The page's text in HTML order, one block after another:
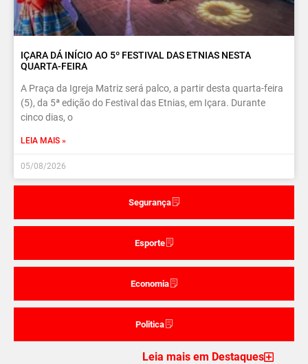
Segurança
Esporte
Economia
Politica
IÇARA DÁ INÍCIO AO 5º FESTIVAL DAS ETNIAS NESTA
QUARTA-FEIRA
A Praça da Igreja Matriz será palco, a partir desta quarta-feira
(5), da 5ª edição do Festival das Etnias, em Içara. Durante
cinco dias, o
LEIA MAIS »
05/08/2026
Leia mais em Destaques